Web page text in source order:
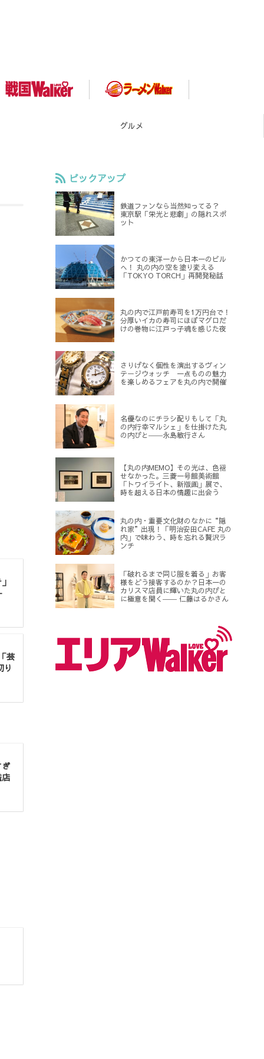
グルメ
芸
り
ピックアップ
鉄道ファンなら当然知ってる？
東京駅「栄光と悲劇」の隠れスポ
ット
かつての東洋一から日本一のビル
へ！ 丸の内の空を塗り変える
「TOKYO TORCH」再開発秘話
丸の内で江戸前寿司を1万円台で！
分厚いイカの寿司にほぼマグロだ
けの巻物に江戸っ子魂を感じた夜
さりげなく個性を演出するヴィン
テージウォッチ 一点ものの魅力
を楽しめるフェアを丸の内で開催
名優なのにチラシ配りもして「丸
の内行幸マルシェ」を仕掛けた丸
の内びと――永島敏行さん
【丸の内MEMO】その光は、色褪
せなかった。三菱一号館美術館
「トワイライト、新版画」展で、
時を超える日本の情趣に出会う
丸の内・重要文化財のなかに“隠
れ家”出現！「明治安田CAFE 丸の
内」で味わう、時を忘れる贅沢ラ
ンチ
「破れるまで同じ服を着る」お客
様をどう接客するのか？日本一の
カリスマ店員に輝いた丸の内びと
に極意を聞く―― 仁藤はるかさん